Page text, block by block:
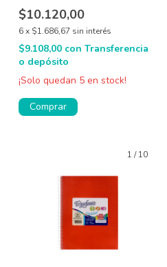
$10.120,00
6x $1.686,67 sin interés
$9.108,00 con Transferencia
o depósito
¡Solo quedan 5 en stock!
Comprar
1 /10